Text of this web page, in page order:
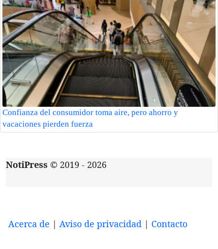
Confianza del consumidor toma aire, pero ahorro y
vacaciones pierden fuerza
NotiPress © 2019 - 2026
Acerca de | Aviso de privacidad | Contacto